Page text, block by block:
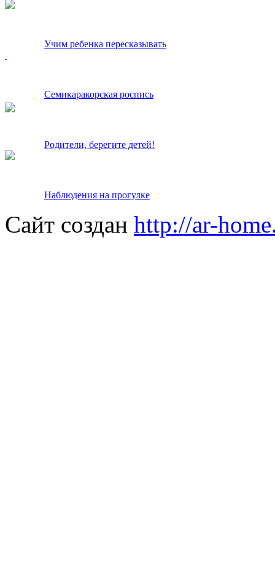
Учим ребенка пересказывать
Семикаракорская роспись
Родители, берегите детей!
Наблюдения на прогулке
Сайт создан http://ar-